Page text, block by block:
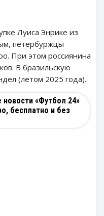
Луиса Энрике из
петербуржцы
При этом россиянина
В бразильскую
(летом 2025 года).
«Футбол 24»
бесплатно и без